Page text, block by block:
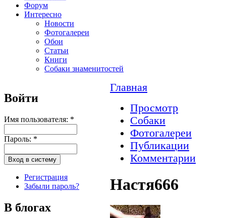
Форум
Интересно
Новости
Фотогалереи
Обои
Статьи
Книги
Собаки знаменитостей
Войти
Имя пользователя: *
Пароль: *
Регистрация
Забыли пароль?
В блогах
Главная
Просмотр
Собаки
Фотогалереи
Публикации
Комментарии
Настя666